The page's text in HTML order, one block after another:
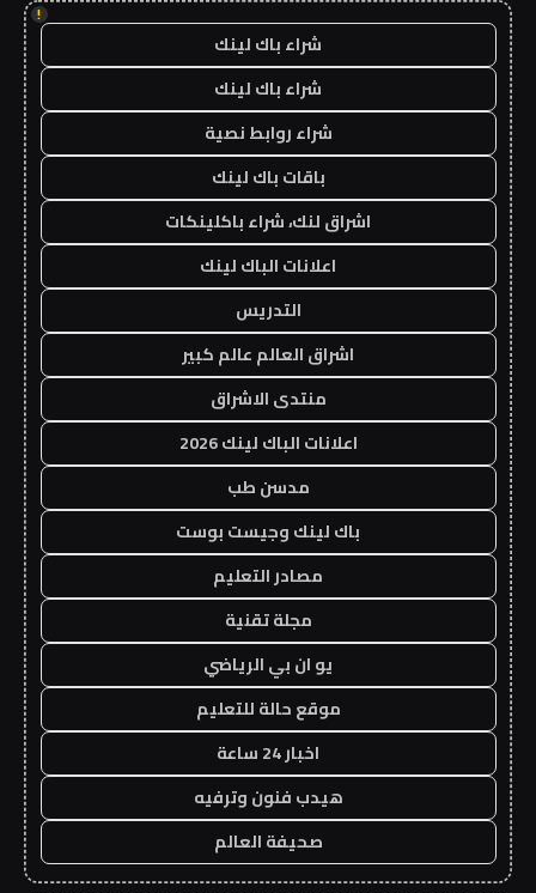
!
شراء باك لينك
شراء باك لينك
شراء روابط نصية
باقات باك لينك
اشراق لنك، شراء باكلينكات
اعلانات الباك لينك
التدريس
اشراق العالم عالم كبير
منتدى الاشراق
اعلانات الباك لينك 2026
مدسن طب
باك لينك وجيست بوست
مصادر التعليم
مجلة تقنية
يو ان بي الرياضي
موقع حالة للتعليم
اخبار 24 ساعة
هيدب فنون وترفيه
صحيفة العالم